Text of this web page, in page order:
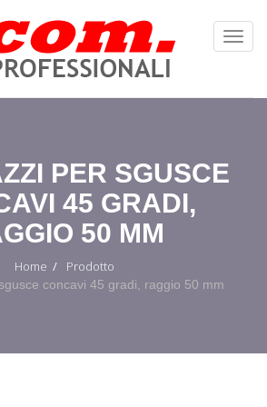
PER SGUSCE
45 GRADI,
50 MM
Home Prodotto
concavi 45 gradi, raggio 50 mm